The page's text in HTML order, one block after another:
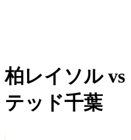
柏レイソルvs
テッド千葉